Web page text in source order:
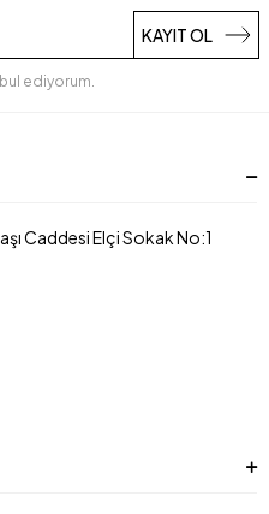
KAYIT OL
ediyorum.
Caddesi Elçi Sokak No:1